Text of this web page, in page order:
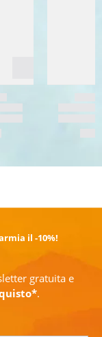
il -10%!
gratuita e
.